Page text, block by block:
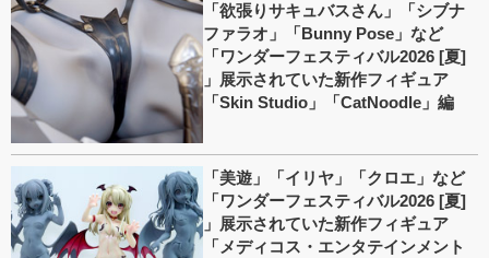
「欲張りサキュバスさん」「シブナ
ファラオ」「Bunny Pose」など
「ワンダーフェスティバル2026 [夏]
」展示されていた新作フィギュア
「Skin Studio」「CatNoodle」編
「美遊」「イリヤ」「クロエ」など
「ワンダーフェスティバル2026 [夏]
」展示されていた新作フィギュア
「メディコス・エンタテインメント